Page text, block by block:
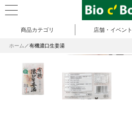
商品カテゴリ 店舗・イベント
ホーム 有機濃口生姜湯